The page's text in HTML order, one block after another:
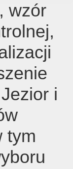
wzór
i
tym